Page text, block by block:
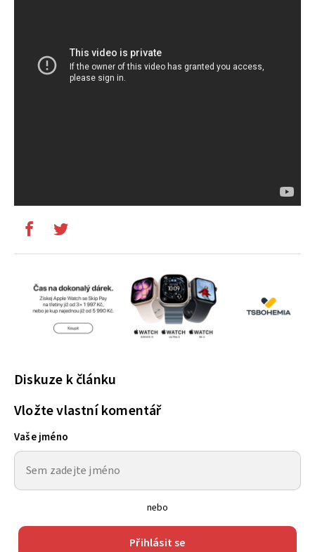
Diskuze k článku
Vložte vlastní komentář
Vaše jméno
nebo
Přihlásit se